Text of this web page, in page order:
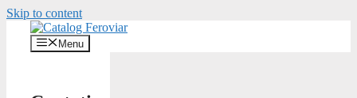
Skip to content
Menu